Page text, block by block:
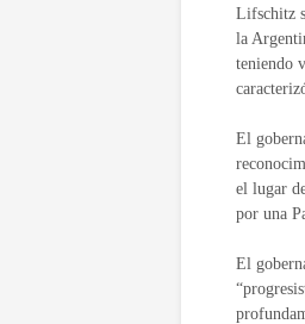
Lifschitz
la
teniendo
El
el lugar
por una
El